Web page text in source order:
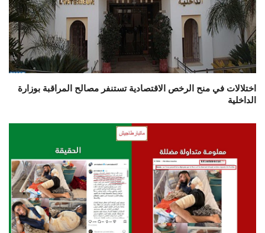
اختلالات في منح الرخص الاقتصادية تستنفر مصالح المراقبة بوزارة
الداخلية